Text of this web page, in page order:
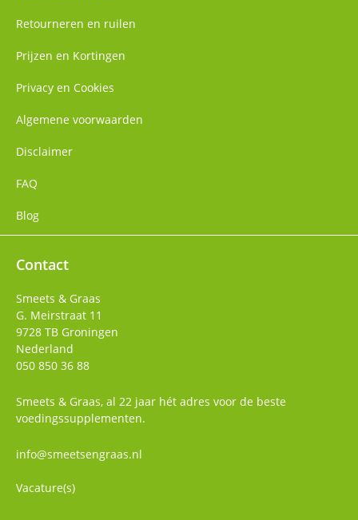
Retourneren en ruilen
Prijzen en Kortingen
Privacy en Cookies
Algemene voorwaarden
Disclaimer
FAQ
Blog
Contact
Smeets & Graas
G. Meirstraat 11
9728 TB Groningen
Nederland
050 850 36 88
Smeets & Graas, al 22 jaar hét adres voor de beste
voedingssupplementen.
info@smeetsengraas.nl
Vacature(s)